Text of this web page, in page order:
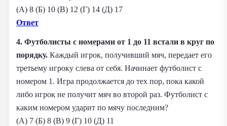
(А) 8 (Б) 10 (В) 12 (Г) 14 (Д) 17
Ответ
4. Футболисты с номерами от 1 до 11 встали в круг по
порядку. Каждый игрок, получивший мяч, передает его
третьему игроку слева от себя. Начинает футболист с
номером 1. Игра продолжается до тех пор, пока какой
либо игрок не получит мяч во второй раз. Футболист с
каким номером ударит по мячу последним?
(А) 7 (Б) 8 (В) 9 (Г) 10 (Д) 11